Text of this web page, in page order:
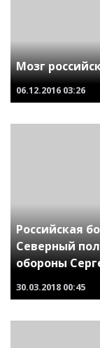
Мозг
06.12.2016 03:26
Российская
Северный
обороны
30.03.2018 00:45